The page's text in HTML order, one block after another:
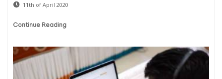
11th of April 2020
Continue Reading